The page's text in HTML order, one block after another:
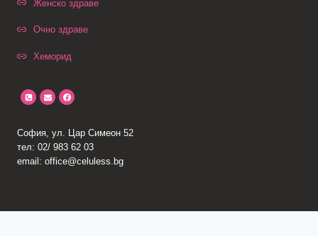
Женско здраве
Очно здраве
Хеморид
София, ул. Цар Симеон 52
тел: 02/ 983 62 03
email: office@celuless.bg